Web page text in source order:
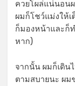
ควยโผล่แน่นอน
ผมก็โชว์แม่งให้เ
ก็มองหน้าและก็
หาก)
จากนั้น ผมก็เดิน
ตามสบายนะ ผม